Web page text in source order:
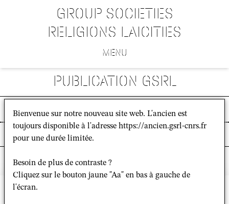
GROUP SOCIETIES
RELIGIONS LAICITIES
MENU
PUBLICATION GSRL
RECHERCHER DANS LE SITE
Bienvenue sur notre nouveau site web. L'ancien est
toujours disponible à l'adresse https://ancien.gsrl-cnrs.fr
pour une durée limitée.
Besoin de plus de contraste ?
Cliquez sur le bouton jaune "Aa" en bas à gauche de
l'écran.